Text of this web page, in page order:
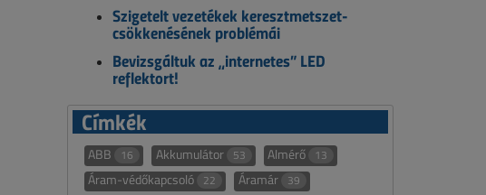
Szigetelt vezetékek keresztmetszet-
csökkenésének problémái
Bevizsgáltuk az „internetes” LED
reflektort!
Címkék
ABB 16 Akkumulátor 53 Almérő 13
Áram-védőkapcsoló 22 Áramár 39